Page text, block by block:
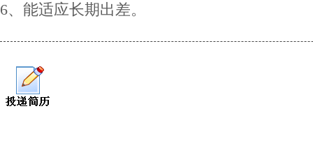
6、能适应长期出差。